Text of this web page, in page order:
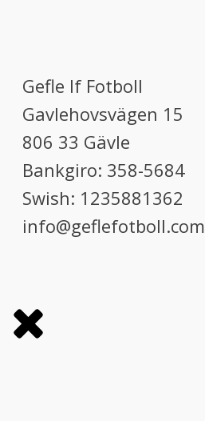
Gefle If Fotboll
Gavlehovsvägen 15
806 33 Gävle
Bankgiro: 358-5684
Swish: 1235881362
info@geflefotboll.com